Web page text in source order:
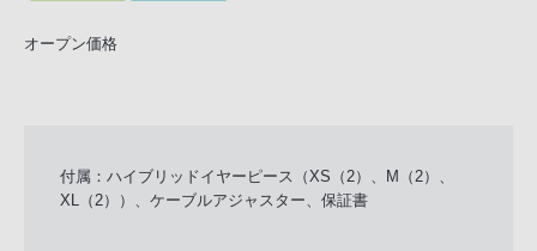
オープン価格
付属：ハイブリッドイヤーピース（XS（2）、M（2）、
XL（2））、ケーブルアジャスター、保証書